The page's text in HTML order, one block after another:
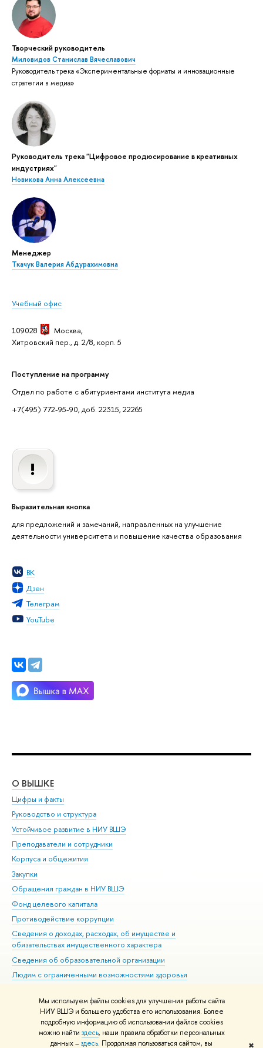
Мы используем файлы cookies для улучшения работы сайта
НИУ ВШЭ и большего удобства его использования. Более
подробную информацию об использовании файлов cookies
можно найти здесь, наши правила обработки персональных
данных –здесь. Продолжая пользоваться сайтом, вы ✖
Творческий руководитель
Миловидов Станислав Вячеславович
Руководитель трека «Экспериментальные форматы и инновационные
стратегии в медиа»
Руководитель трека "Цифровое продюсирование в креативных
индустриях"
Новикова Анна Алексеевна
Менеджер
Ткачук Валерия Абдурахимовна
Учебный офис
109028
Москва,
Хитровский пер., д. 2/8, корп. 5
Поступление на программу
Отдел по работе с абитуриентами института медиа
+7(495) 772-95-90, доб. 22315, 22265
Выразительная кнопка
для предложений и замечаний, направленных на улучшение
деятельности университета и повышение качества образования
ВК
Дзен
Телеграм
YouTube
О ВЫШКЕ
Цифры и факты
Руководство и структура
Устойчивое развитие в НИУ ВШЭ
Преподаватели и сотрудники
Корпуса и общежития
Закупки
Обращения граждан в НИУ ВШЭ
Фонд целевого капитала
Противодействие коррупции
Сведения о доходах, расходах, об имуществе и
обязательствах имущественного характера
Сведения об образовательной организации
Людям с ограниченными возможностями здоровья
Работа в Вышке